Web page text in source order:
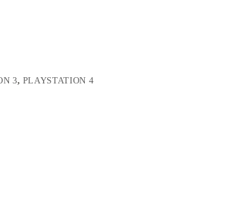
3, PLAYSTATION 4